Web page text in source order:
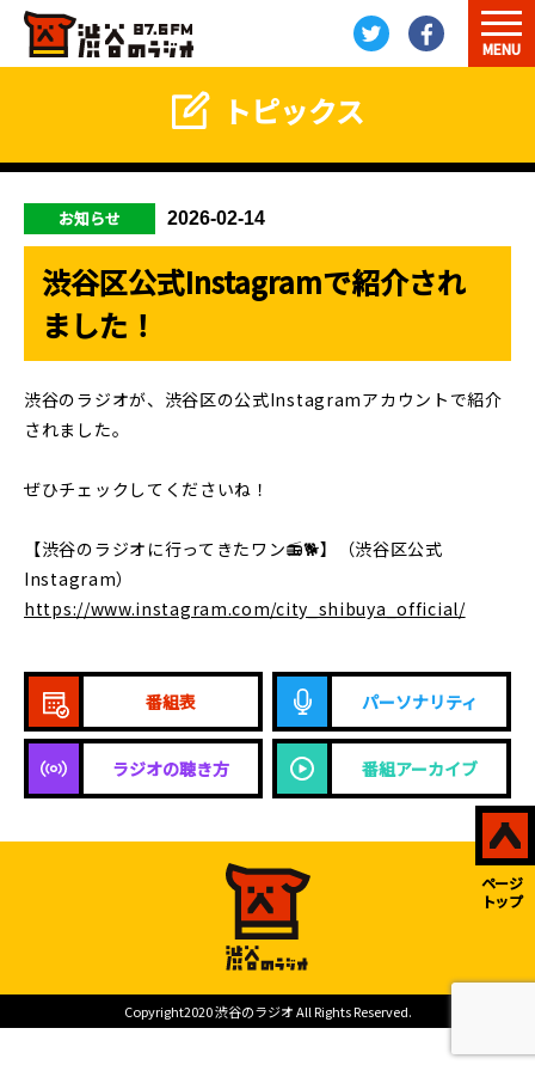
MENU
トピックス
お知らせ 2026-02-14
渋谷区公式Instagramで紹介され
ました！
渋谷のラジオが、渋谷区の公式Instagramアカウントで紹介
されました。
ぜひチェックしてくださいね！
【渋谷のラジオに行ってきたワン📻🐕】（渋谷区公式
Instagram）
https://www.instagram.com/city_shibuya_official/
番組表 パーソナリティ
ラジオの聴き方 番組アーカイブ
ページ
トップ
Copyright2020 渋谷のラジオ All Rights Reserved.